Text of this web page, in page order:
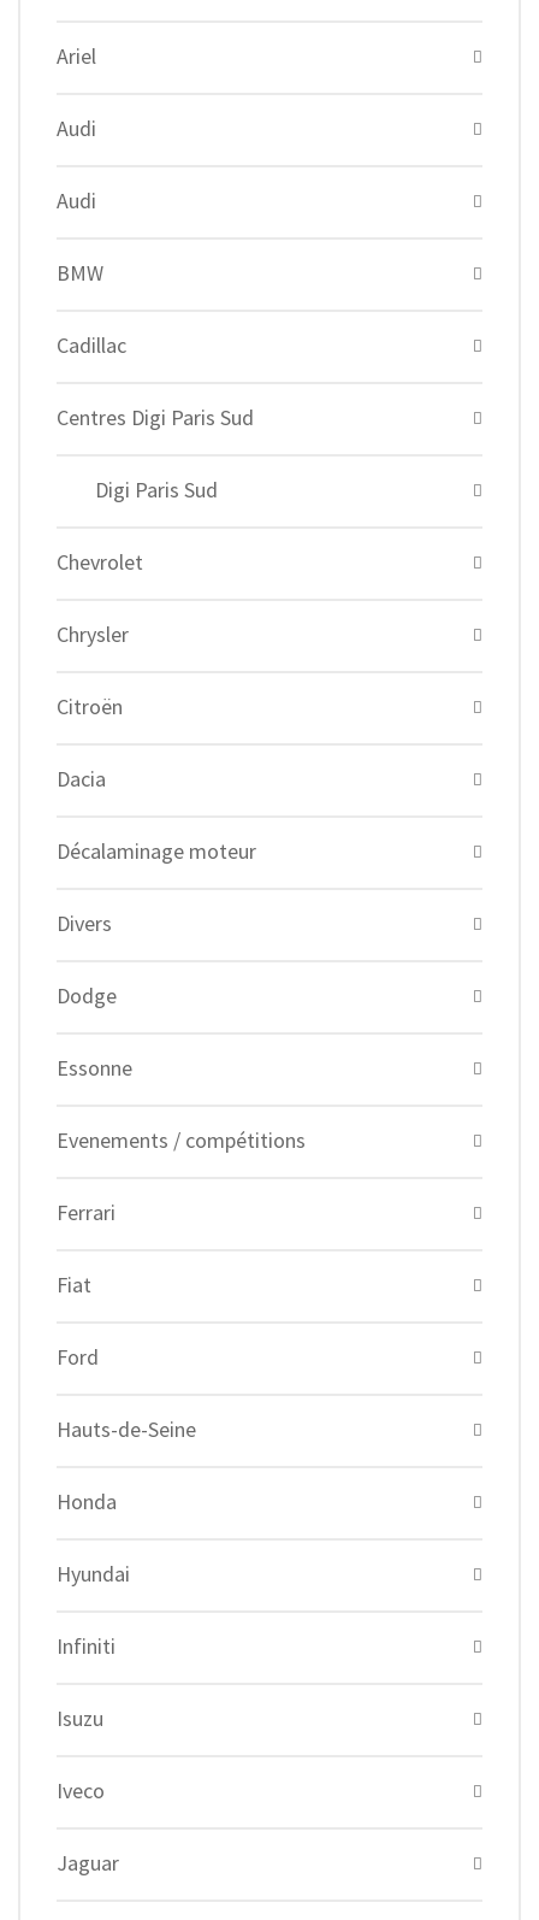
Ariel
Audi
Audi
BMW
Cadillac
Centres Digi Paris Sud
Digi Paris Sud
Chevrolet
Chrysler
Citroën
Dacia
Décalaminage moteur
Divers
Dodge
Essonne
Evenements / compétitions
Ferrari
Fiat
Ford
Hauts-de-Seine
Honda
Hyundai
Infiniti
Isuzu
Iveco
Jaguar